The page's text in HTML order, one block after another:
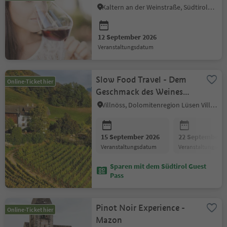
Kaltern an der Weinstraße, Südtiroler Weinstraße
12 September 2026
Veranstaltungsdatum
Online-Ticket hier
Slow Food Travel - Dem
Geschmack des Weines
auf der Spur
Villnöss, Dolomitenregion Lüsen Villnöss
15 September 2026
Veranstaltungsdatum
22 September
Sparen mit dem Südtirol Guest
Pass
Online-Ticket hier
Pinot Noir Experience -
Mazon